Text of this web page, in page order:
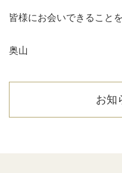
皆様にお会いできること
奥山
お知